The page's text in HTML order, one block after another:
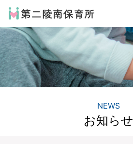
NEWS
お知らせ